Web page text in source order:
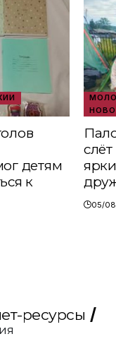
детям
к
05/
ресурсы